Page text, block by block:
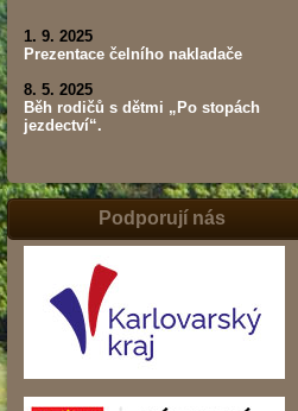
1. 9. 2025
Prezentace čelního nakladače
8. 5. 2025
Běh rodičů s dětmi „Po stopách
jezdectví“.
Podporují nás